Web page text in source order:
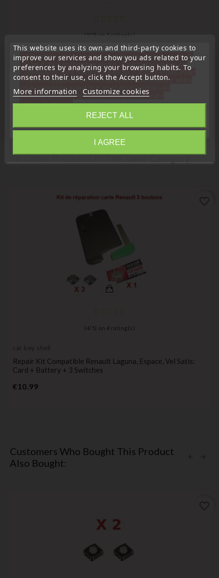
( 5/5) on 5 rating(s)
Long-life lithium batteries
Maxell CR1220 Lithium Battery For Remote Control,
Electronic Key
€1.19 Price
16 Other Products In The Same Category:
( 4/ 5) on 4 rating(s)
car key shell
Repair Kit Compatible Renault Laguna, Espace, Vel Satis:
Card + Battery + 3 Switches
€10.99Price
Customers Who Bought This Product
Also Bought:
This website uses its own and third-party cookies to
improve our services and show you ads related to your
preferences by analyzing your browsing habits. To
consent to their use, click the Accept button.
More information Customize cookies
REJECT ALL
I AGREE
« Attention, notre société sera fermée pour congés du
10 aout au 1 septembre inclus. Pour cette raison les
commandes sont traitées jusqu'au 7 aout 14H00. Pour
le service réparation nous devons réceptionner votre
télécommande avant le 6 aout pour qu'elle soit
réexpédiée avant le 7 aout. Merci pour votre
compréhension»
Close
Information